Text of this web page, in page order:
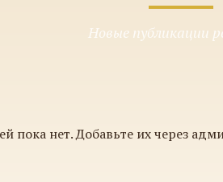
Новые публикации
пока нет. Добавьте их через